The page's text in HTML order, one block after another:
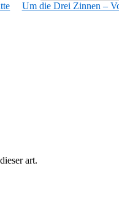
Um die Drei Zinnen –
art.